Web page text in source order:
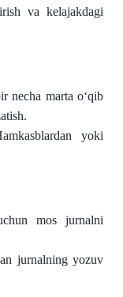
va kelajakdagi
necha marta oʻqib
yoki
mos jurnalni
jurnalning yozuv